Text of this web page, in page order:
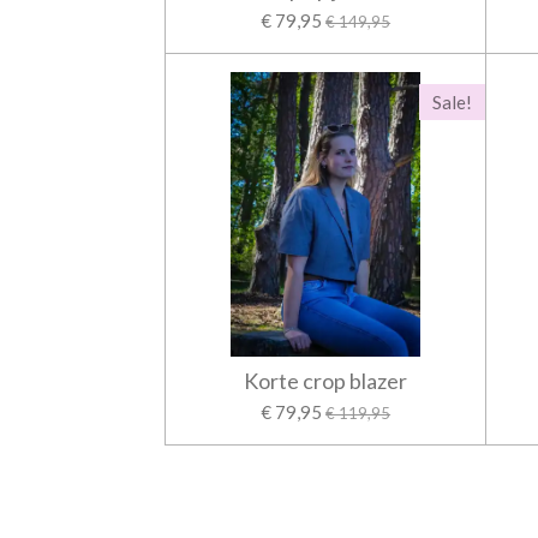
€ 79,95 € 149,95
Sale!
Korte crop blazer
€ 79,95 € 119,95